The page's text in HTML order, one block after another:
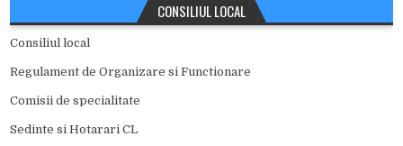
CONSILIUL LOCAL
Consiliul local
Regulament de Organizare si Functionare
Comisii de specialitate
Sedinte si Hotarari CL